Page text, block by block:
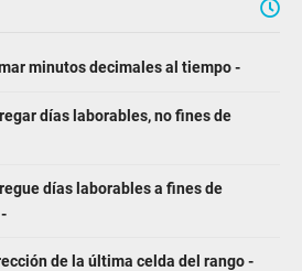
minutos decimales al tiempo -
días laborables, no fines de
días laborables a fines de
de la última celda del rango -